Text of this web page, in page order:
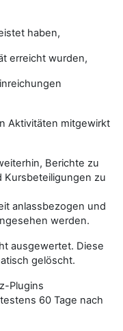
haben,
erreicht wurden,
mitgewirkt
Berichte zu
Kursbeteiligungen zu
anlassbezogen und
werden.
ausgewertet. Diese
gelöscht.
Plugins
60 Tage nach